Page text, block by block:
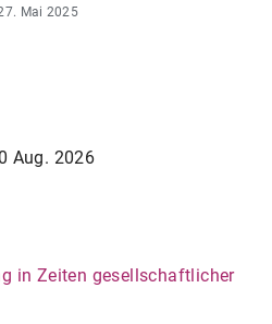
Mai 2025
Aug. 2026
in Zeiten gesellschaftlicher